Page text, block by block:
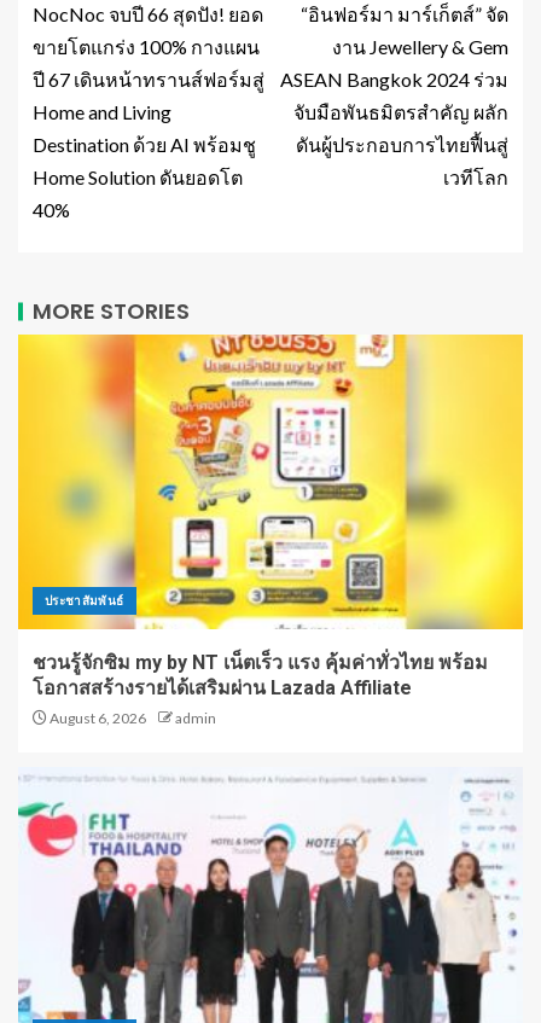
NocNoc จบปี 66 สุดปัง! ยอด
ขายโตแกร่ง 100% กางแผน
ปี 67 เดินหน้าทรานส์ฟอร์มสู่
Home and Living
Destination ด้วย AI พร้อมชู
Home Solution ดันยอดโต
40%
“อินฟอร์มา มาร์เก็ตส์” จัด
งาน Jewellery & Gem
ASEAN Bangkok 2024 ร่วม
จับมือพันธมิตรสำคัญ ผลัก
ดันผู้ประกอบการไทยฟื้นสู่
เวทีโลก
MORE STORIES
ประชาสัมพันธ์
ชวนรู้จักซิม my by NT เน็ตเร็ว แรง คุ้มค่าทั่วไทย พร้อม
โอกาสสร้างรายได้เสริมผ่าน Lazada Affiliate
August 6, 2026 admin